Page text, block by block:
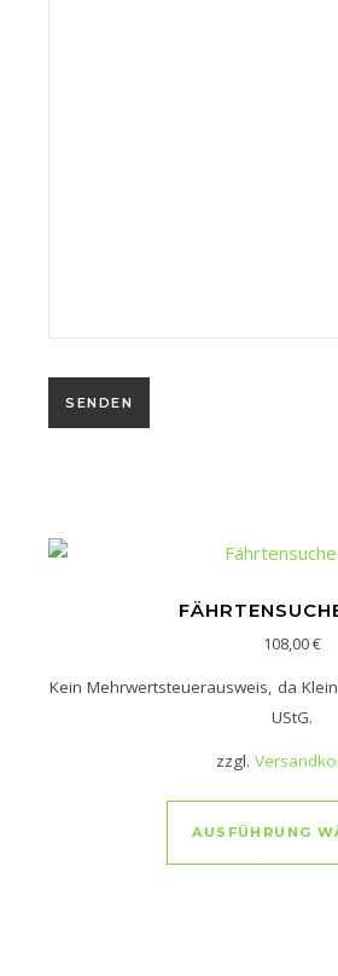
108,00€
Kein Mehrwertsteuerausweis, da
UStG.
zzgl.
AUSFÜHRUNG